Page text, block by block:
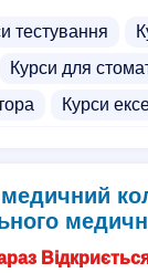
тестування
Курси для
Курси
мови